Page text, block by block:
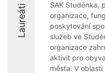
Laureáti
SAK Studénka,
organizace,
poskytování
služeb ve
organizace
aktivit pro
města. V